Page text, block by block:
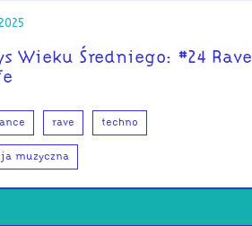
Wieku Średniego: #24 Rave
rave techno
muzyczna